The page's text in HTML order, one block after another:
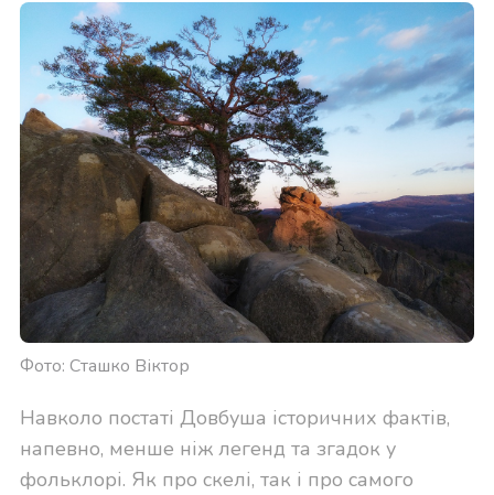
Фото: Сташко Віктор
Навколо постаті Довбуша історичних фактів,
напевно, менше ніж легенд та згадок у
фольклорі. Як про скелі, так і про самого